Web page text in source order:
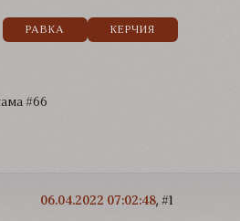
РАВКА КЕРЧИЯ
#66
1
06.04.2022 07:02:48